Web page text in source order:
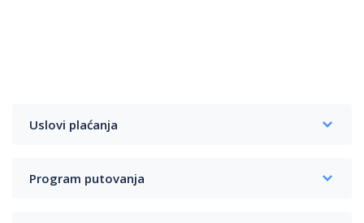
Uslovi plaćanja
Program putovanja